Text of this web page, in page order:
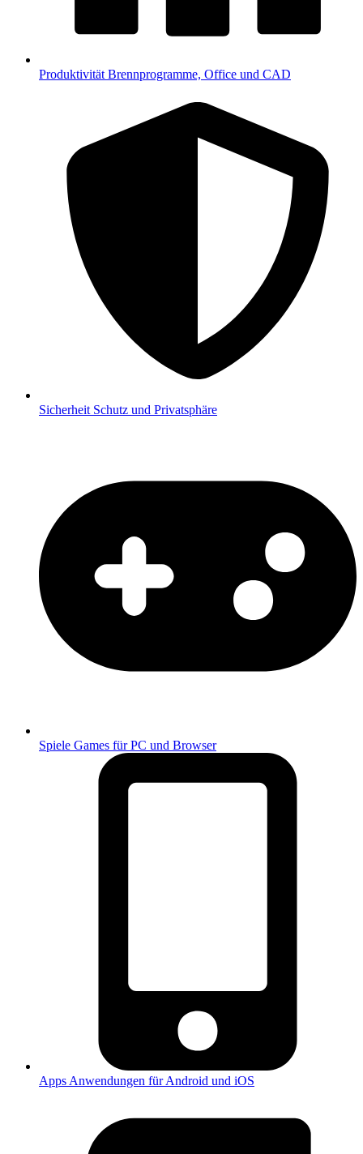
Produktivität Brennprogramme, Office und CAD
Sicherheit Schutz und Privatsphäre
Spiele Games für PC und Browser
Apps Anwendungen für Android und iOS